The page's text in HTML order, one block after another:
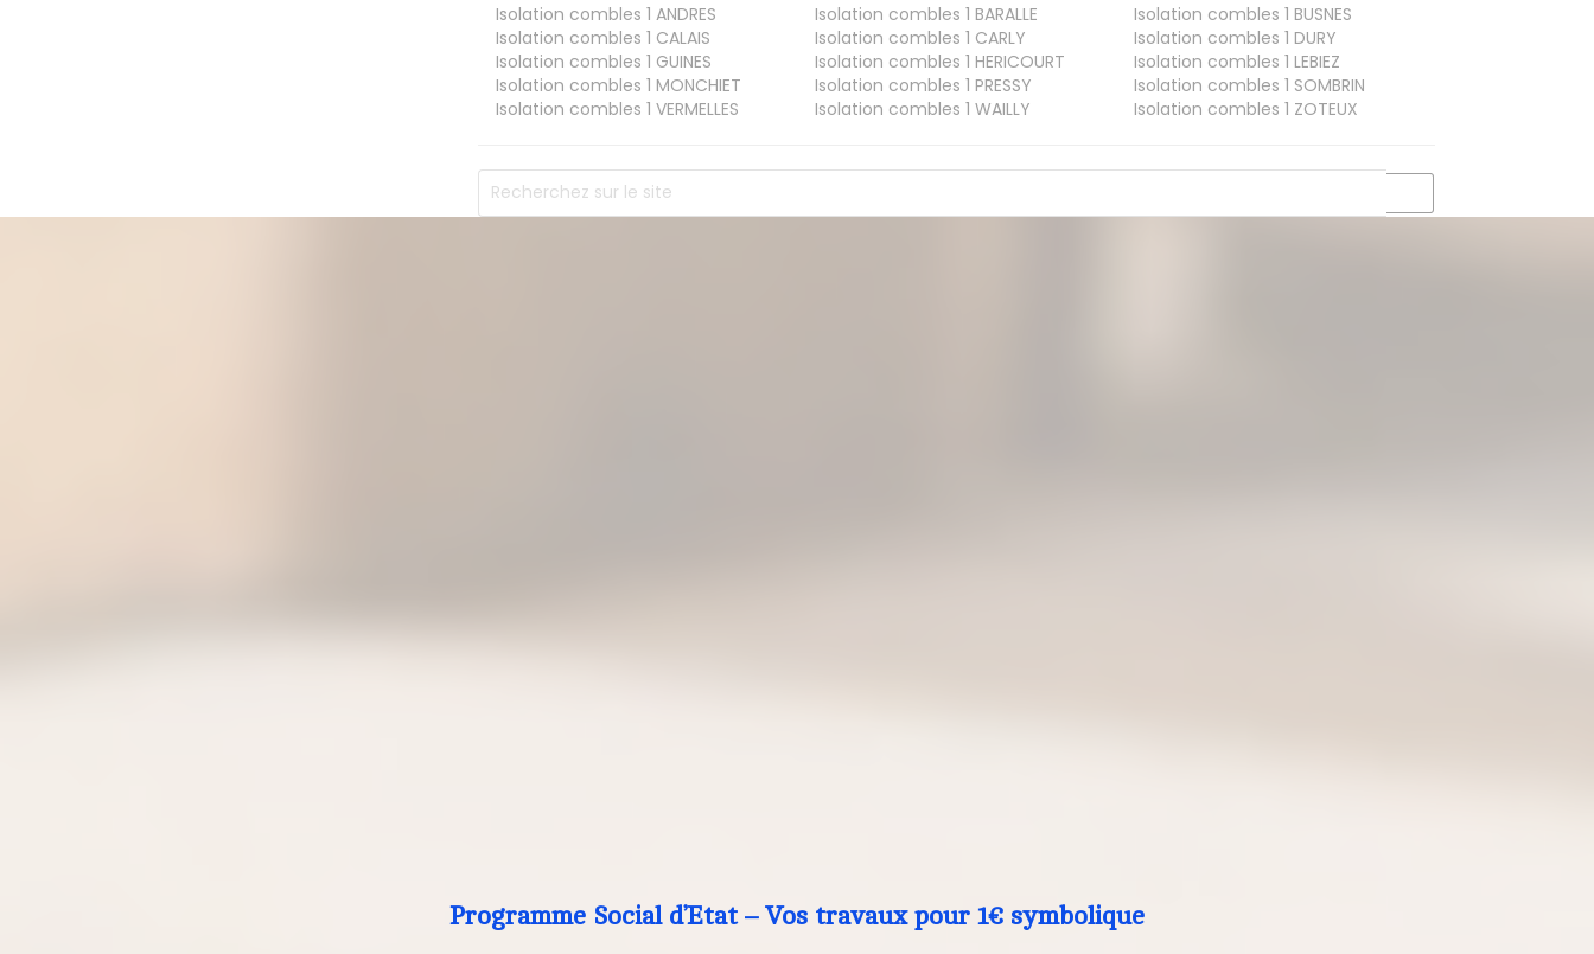
Isolation combles 1 ANDRES Isolation combles 1 BARALLE Isolation combles 1 BUSNES
Isolation combles 1 CALAIS Isolation combles 1 CARLY Isolation combles 1 DURY
Isolation combles 1 GUINES Isolation combles 1 HERICOURT Isolation combles 1 LEBIEZ
Isolation combles 1 MONCHIET Isolation combles 1 PRESSY Isolation combles 1 SOMBRIN
Isolation combles 1 VERMELLES Isolation combles 1 WAILLY Isolation combles 1 ZOTEUX
Programme Social d’Etat – Vos travaux pour 1€ symbolique